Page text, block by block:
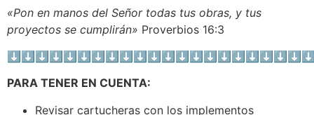
«Pon en manos del Señor todas tus obras, y tus
proyectos se cumplirán» Proverbios 16:3
PARA TENER EN CUENTA:
Revisar cartucheras con los implementos